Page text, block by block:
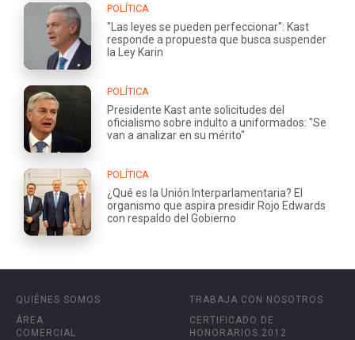
POLÍTICA
"Las leyes se pueden perfeccionar": Kast
responde a propuesta que busca suspender
la Ley Karin
POLÍTICA
Presidente Kast ante solicitudes del
oficialismo sobre indulto a uniformados: "Se
van a analizar en su mérito"
POLÍTICA
¿Qué es la Unión Interparlamentaria? El
organismo que aspira presidir Rojo Edwards
con respaldo del Gobierno
QUIÉNES SOMOS
ÁREA
COMERCIAL
TRABAJA CON NOSOTROS
CERTIFICADO DE
HONORARIOS 2012